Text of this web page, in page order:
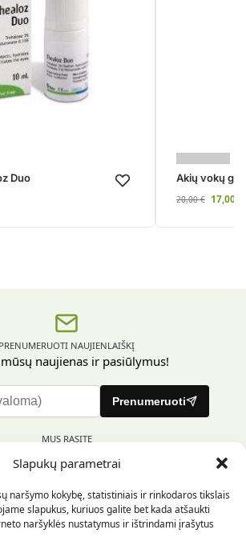
Slapukų parametrai
naršymo kokybę, statistiniais ir rinkodaros tikslais
slapukus, kuriuos galite bet kada atšaukti
naršyklės nustatymus ir ištrindami įrašytus
Duo Akių vokų
20,00€ 17,00
PRENUMERUOTI NAUJIENLAIŠKĮ
naujienas ir pasiūlymus!
Prenumeruoti
MUS RASITE